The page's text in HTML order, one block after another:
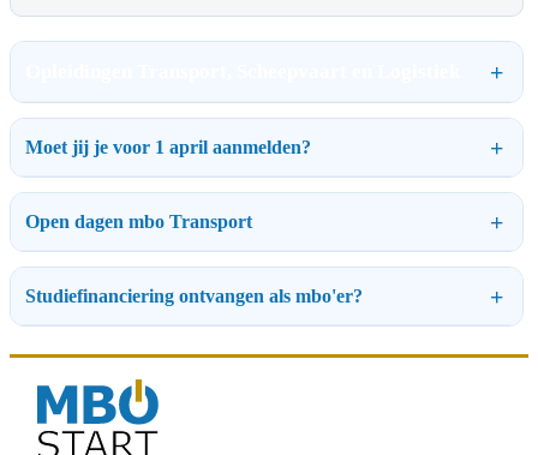
Moet jij je voor 1 april aanmelden?
Open dagen mbo Transport
Studiefinanciering ontvangen als mbo'er?